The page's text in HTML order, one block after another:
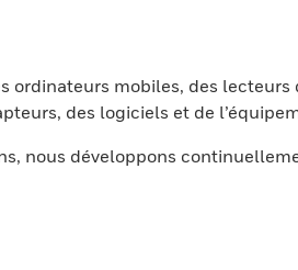
mobiles, des lecteurs
des logiciels et de
nous développons